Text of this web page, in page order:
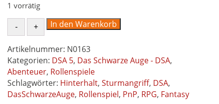
1 vorrätig
Hinterhalt
&
Sturmangriff
-
Ein
Gruppenabenteuer-
Sammlung
In den Warenkorb
Artikelnummer: N0163
Kategorien: DSA 5, Das Schwarze Auge - DSA,
Abenteuer, Rollenspiele
Schlagwörter: Hinterhalt, Sturmangriff, DSA,
DasSchwarzeAuge, Rollenspiel, PnP, RPG, Fantasy